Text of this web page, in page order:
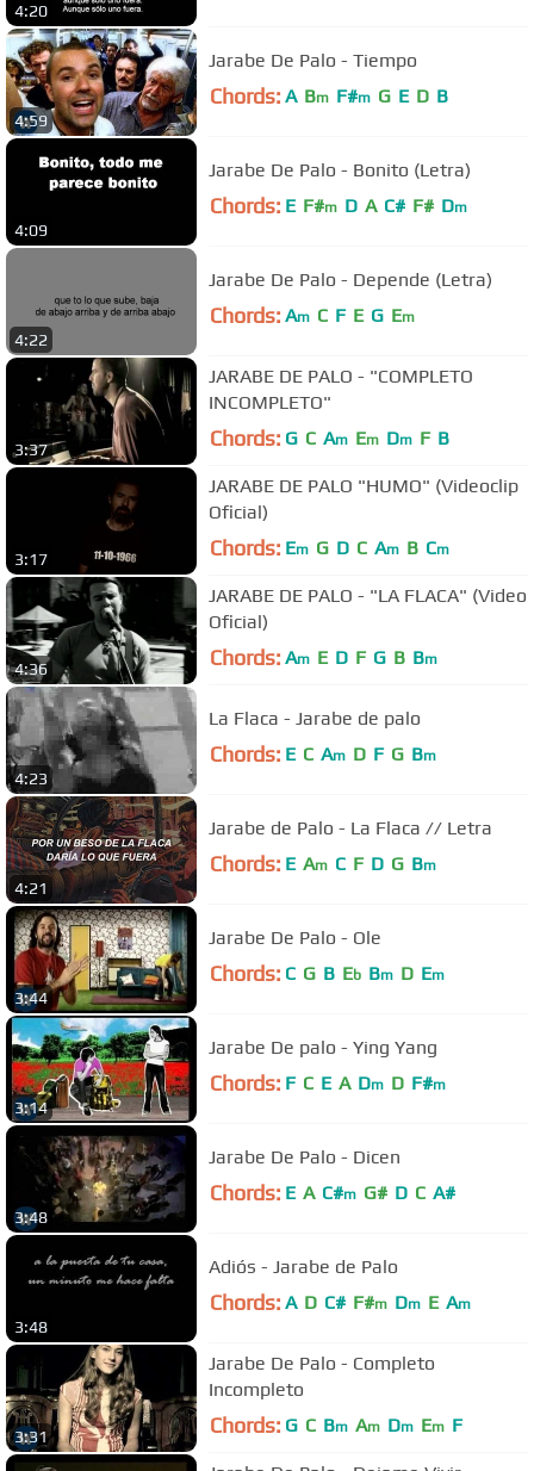
4:20
4:59
Jarabe De Palo - Tiempo
Chords: A Bm F#m G E D B
4:09
Jarabe De Palo - Bonito (Letra)
Chords: E F#m D A C# F# Dm
4:22
Jarabe De Palo - Depende (Letra)
Chords: Am C F E G Em
3:37
JARABE DE PALO - "COMPLETO
INCOMPLETO"
Chords: G C Am Em Dm F B
3:17
JARABE DE PALO "HUMO" (Videoclip
Oficial)
Chords: Em G D C Am B Cm
4:36
JARABE DE PALO - "LA FLACA" (Video
Oficial)
Chords: Am E D F G B Bm
4:23
La Flaca - Jarabe de palo
Chords: E C Am D F G Bm
4:21
Jarabe de Palo - La Flaca // Letra
Chords: E Am C F D G Bm
3:44
Jarabe De Palo - Ole
Chords: C G B Eb Bm D Em
3:14
Jarabe De palo - Ying Yang
Chords: F C E A Dm D F#m
3:48
Jarabe De Palo - Dicen
Chords: E A C#m G# D C A#
3:48
Adiós - Jarabe de Palo
Chords: A D C# F#m Dm E Am
3:31
Jarabe De Palo - Completo
Incompleto
Chords: G C Bm Am Dm Em F